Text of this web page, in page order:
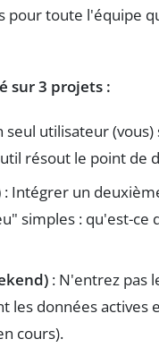
pour toute l'équipe
sur 3 projets :
seul utilisateur
résout le point de
: Intégrer un
simples : qu'est-ce
: N'entrez pas
les données actives
cours).